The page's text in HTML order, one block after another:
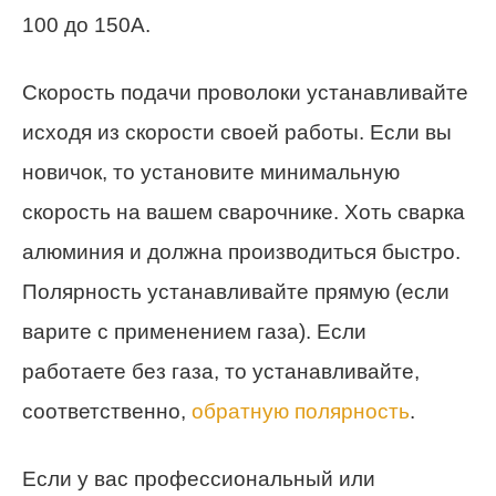
100 до 150А.
Скорость подачи проволоки устанавливайте
исходя из скорости своей работы. Если вы
новичок, то установите минимальную
скорость на вашем сварочнике. Хоть сварка
алюминия и должна производиться быстро.
Полярность устанавливайте прямую (если
варите с применением газа). Если
работаете без газа, то устанавливайте,
соответственно, обратную полярность.
Если у вас профессиональный или